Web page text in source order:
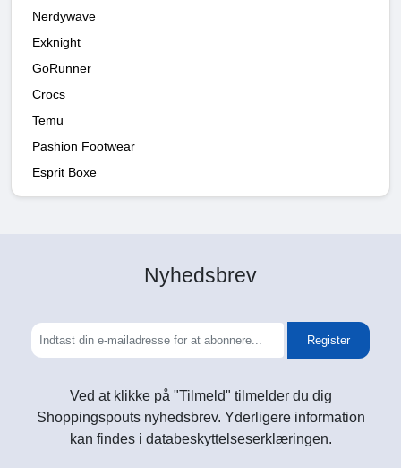
Nerdywave
Exknight
GoRunner
Crocs
Temu
Pashion Footwear
Esprit Boxe
Nyhedsbrev
Register
Ved at klikke på "Tilmeld" tilmelder du dig
Shoppingspouts nyhedsbrev. Yderligere information
kan findes i databeskyttelseserklæringen.